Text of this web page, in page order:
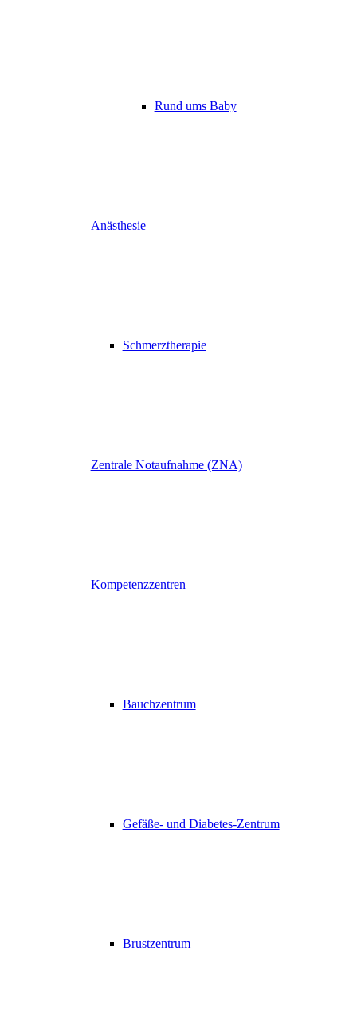
Rund ums Baby
Anästhesie
Schmerztherapie
Zentrale Notaufnahme (ZNA)
Kompetenzzentren
Bauchzentrum
Gefäße- und Diabetes-Zentrum
Brustzentrum